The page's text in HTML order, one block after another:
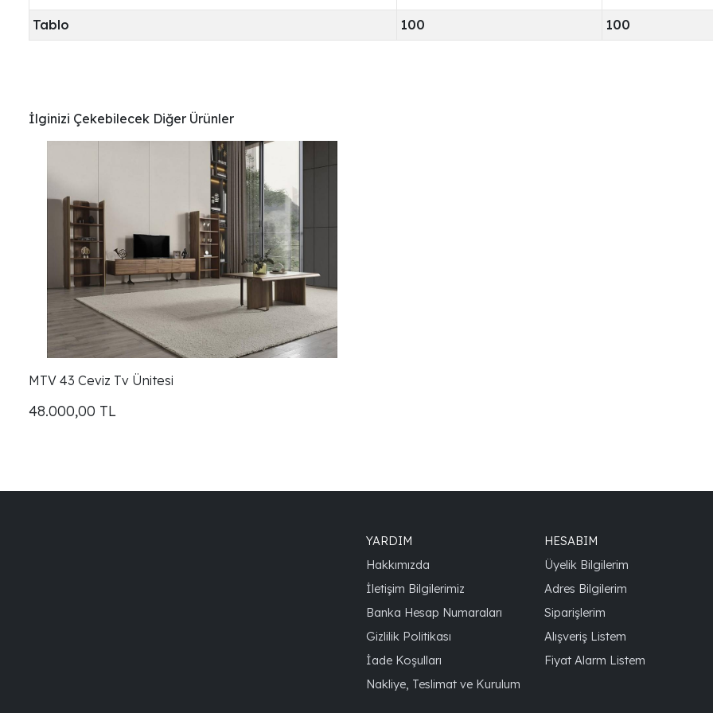
Tablo
100 100
İlginizi Çekebilecek Diğer Ürünler
MTV 43 Ceviz Tv Ünitesi
48.000,00 TL
YARDIM
Hakkımızda
İletişim Bilgilerimiz
Banka Hesap Numaraları
Gizlilik Politikası
İade Koşulları
Nakliye, Teslimat ve Kurulum
HESABIM
Üyelik Bilgilerim
Adres Bilgilerim
Siparişlerim
Alışveriş Listem
Fiyat Alarm Listem